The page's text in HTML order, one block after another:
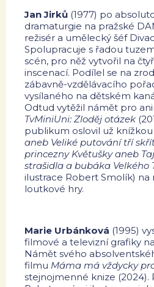
Jan Jirků (1977) po
dramaturgie na pražské
režisér a umělecký šéf
Spolupracuje s řadou
scén, pro něž vytvořil na
inscenací. Podílel se na
zábavně-vzdělávacího
vysílaného na dětském
Odtud vytěžil námět pro
TvMiniUni: Zloděj otázek
publikum oslovil už knížkou
aneb Veliké putování tří
princezny Květušky aneb
strašidla a bubáka Velkého
ilustrace Robert Smolík) na
loutkové hry.
Marie Urbánková (1995)
filmové a televizní grafiky
Námět svého
filmu Máma má vždycky
stejnojmenné knize (2024).